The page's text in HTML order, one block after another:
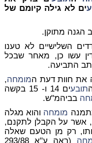
ים לא גילה קיומם של
הגנה מתוקן.
השלישיים לא טענו
עשו כן, מאחר שבכל
התביעה.
את חוות דעת המומחה,
תובע
ים 14 ו- 15 בקשה
בביהמ"ש.
מומחה והוא מגלה
, אשר על הקבלן לתקנם,
רק מן הטעם שאלה
(ראה ע"א 293/88